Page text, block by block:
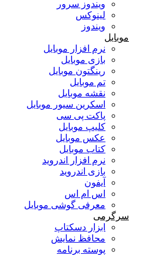
ویندوز سرور
لینوکس
ویندوز
موبایل
نرم افزار موبایل
بازی موبایل
رینگتون موبایل
تم موبایل
نقشه موبایل
اسکرین سیور موبایل
پاکت پی سی
کلیپ موبایل
عکس موبایل
کتاب موبایل
نرم افزار اندروید
بازی اندروید
آیفون
اس ام اس
معرفی گوشی موبایل
سرگرمی
ابزار دسکتاپ
محافظ نمایش
پوسته برنامه